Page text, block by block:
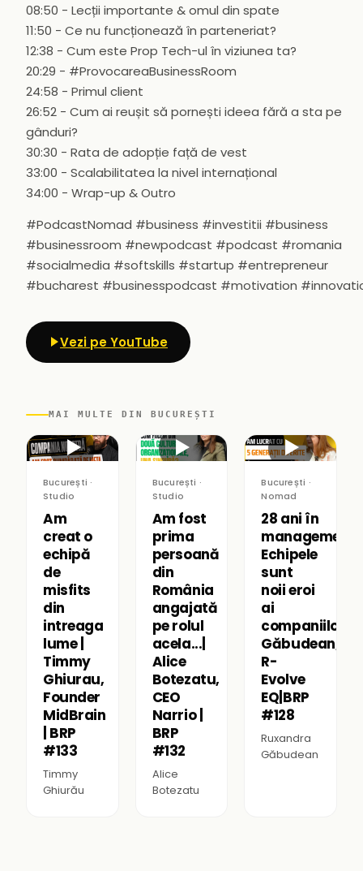
08:50 - Lecții importante & omul din spate
11:50 - Ce nu funcționează în parteneriat?
12:38 - Cum este Prop Tech-ul în viziunea ta?
20:29 - #ProvocareaBusinessRoom
24:58 - Primul client
26:52 - Cum ai reușit să pornești ideea fără a sta pe
gânduri?
30:30 - Rata de adopție față de vest
33:00 - Scalabilitatea la nivel internațional
34:00 - Wrap-up & Outro
#PodcastNomad #business #investitii #business
#businessroom #newpodcast #podcast #romania
#socialmedia #softskills #startup #entrepreneur
#bucharest #businesspodcast #motivation
Vezi pe YouTube
MAI MULTE DIN BUCUREȘTI
▶
București ·
Studio
Am
creat o
echipă
de
misfits
din
intreaga
lume |
Timmy
Ghiurau,
Founder
MidBrain
| BRP
#133
Timmy
Ghiurău
▶
București ·
Studio
Am fost
prima
persoană
din
România
angajată
pe rolul
acela...|
Alice
Botezatu,
CEO
Narrio |
BRP
#132
Alice
Botezatu
▶
București ·
Nomad
28 ani în
management:
Echipele
sunt
noii eroi
ai
Găbudean,
R-
Evolve
EQ|BRP
#128
Ruxandra
Găbudean